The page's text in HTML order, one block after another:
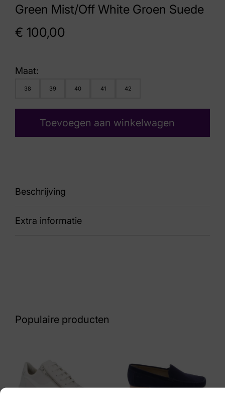
Green Mist/Off White Groen Suede
€ 100,00
Maat:
38 39 40 41 42
Toevoegen aan winkelwagen
Beschrijving
91CLB768 Tornado Zephyr Green Mist/Off
Extra informatie
Merk
Populaire producten